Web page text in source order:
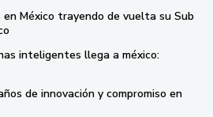
México trayendo de vuelta su Sub
inteligentes llega a méxico:
de innovación y compromiso en